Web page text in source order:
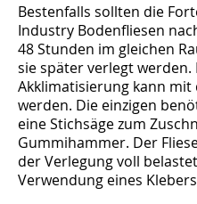
Bestenfalls sollten die
Industry Bodenfliesen
48 Stunden im gleichen
sie später verlegt werden.
Akklimatisierung kann
werden. Die einzigen
eine Stichsäge zum
Gummihammer. Der
der Verlegung voll
Verwendung eines